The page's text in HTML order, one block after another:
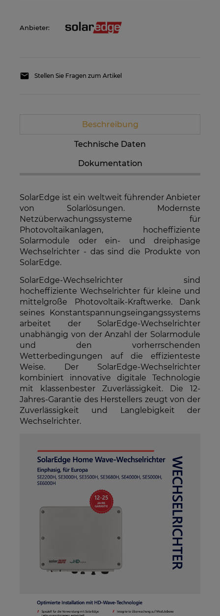
ARTIKEL MELDEN
Anbieter:
Stellen Sie Fragen zum Artikel
Beschreibung
Technische Daten
Dokumentation
SolarEdge ist ein weltweit führender Anbieter
von Solarlösungen. Modernste
Netzüberwachungssysteme für
Photovoltaikanlagen, hocheffiziente
Solarmodule oder ein- und dreiphasige
Wechselrichter - das sind die Produkte von
SolarEdge.
SolarEdge-Wechselrichter sind
hocheffiziente Wechselrichter für kleine und
mittelgroße Photovoltaik-Kraftwerke. Dank
seines Konstantspannungseingangssystems
arbeitet der SolarEdge-Wechselrichter
unabhängig von der Anzahl der Solarmodule
und den vorherrschenden
Wetterbedingungen auf die effizienteste
Weise. Der SolarEdge-Wechselrichter
kombiniert innovative digitale Technologie
mit klassenbester Zuverlässigkeit. Die 12-
Jahres-Garantie des Herstellers zeugt von der
Zuverlässigkeit und Langlebigkeit der
Wechselrichter.